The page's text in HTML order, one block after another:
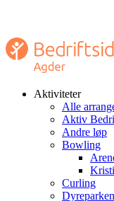
Aktiviteter
Alle
Aktiv
Andre løp
Bowling
Curling